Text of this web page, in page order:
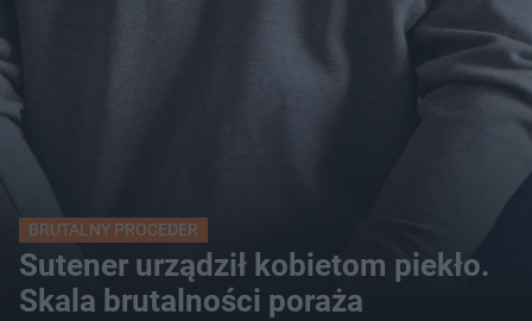
BRUTALNY PROCEDER
Sutener urządził kobietom piekło.
Skala brutalności poraża